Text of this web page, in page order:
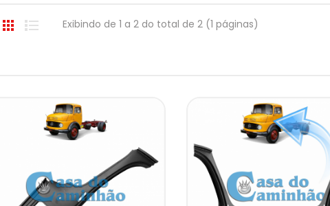
Exibindo de 1 a 2 do total de 2 (1 páginas)